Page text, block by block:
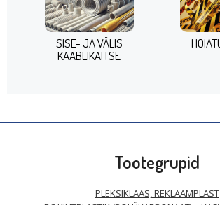
SISE- JA VÄLIS
KAABLIKAITSE
Tootegrupid
PLEKSIKLAAS, REKLAAMPLAST